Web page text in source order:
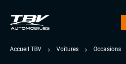
Accueil TBV Voitures Occasions